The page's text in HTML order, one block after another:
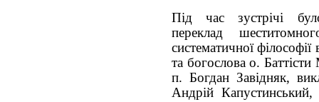
Під час зустрічі
переклад
систематичної філософії
та богослова о.
п. Богдан Завідняк,
Андрій Капустинський,